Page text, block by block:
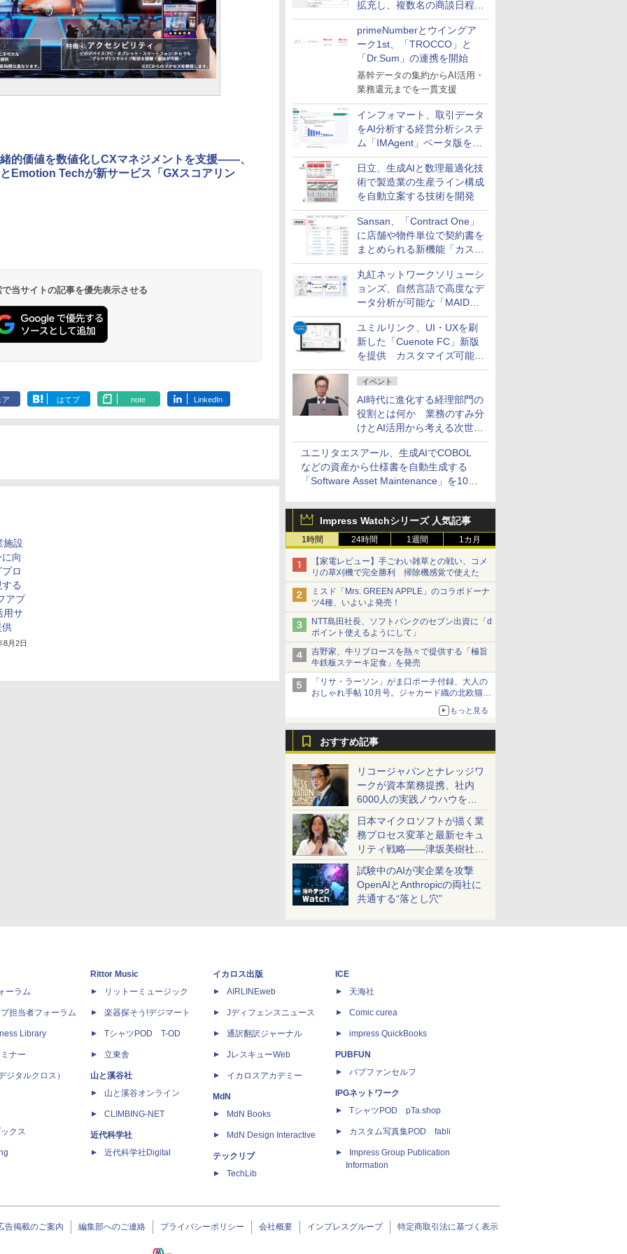
拡充し、複数名の商談日程調
整を効率化
primeNumberとウイングア
ーク1st、「TROCCO」と
「Dr.Sum」の連携を開始
基幹データの集約からAI活用・
業務還元までを一貫支援
インフォマート、取引データ
をAI分析する経営分析システ
ム「IMAgent」ベータ版を提
供
日立、生成AIと数理最適化技
術で製造業の生産ライン構成
を自動立案する技術を開発
Sansan、「Contract One」
に店舗や物件単位で契約書を
まとめられる新機能「カスタ
ム契約ツリー」を追加
丸紅ネットワークソリューシ
ョンズ、自然言語で高度なデ
ータ分析が可能な「MAIDOA
AI ASSIST」を9月より提供
ユミルリンク、UI・UXを刷
新した「Cuenote FC」新版
を提供 カスタマイズ可能な
ダッシュボード画面を搭載
イベント
AI時代に進化する経理部門の
役割とは何か 業務のすみ分
けとAI活用から考える次世代
ファイナンス戦略
ユニリタエスアール、生成AIでCOBOL
などの資産から仕様書を自動生成する
「Software Asset Maintenance」を10月
Impress Watchシリーズ 人気記事
1時間 24時間 1週間 1カ月
【家電レビュー】手ごわい雑草との戦い、コメ
リの草刈機で完全勝利 掃除機感覚で使えた
ミスド「Mrs. GREEN APPLE」のコラボドーナ
ツ4種、いよいよ発売！
NTT島田社長、ソフトバンクのセブン出資に「d
ポイント使えるようにして」
吉野家、牛リブロースを熱々で提供する「極旨
牛鉄板ステーキ定食」を発売
「リサ・ラーソン」がま口ポーチ付録、大人の
おしゃれ手帖 10月号。ジャカード織の北欧猫デ
もっと見る
おすすめ記事
リコージャパンとナレッジワ
ークが資本業務提携、社内
6000人の実践ノウハウを生
かした「AI商談記録 for
RICOH」を展開へ
日本マイクロソフトが描く業
務プロセス変革と最新セキュ
リティ戦略――津坂美樹社長
が2027年度戦略を説明
試験中のAIが実企業を攻撃
OpenAIとAnthropicの両社に
共通する“落とし穴”
的価値を数値化しCXマネジメントを支援――、
Emotion Techが新サービス「GXスコアリン
当サイトの記事を優先表示させる
ア はてブ note LinkedIn
施設
向
ロ
る
アプ
用サ
供
8月2日
ーラム
担当者フォーラム
Library
ナー
ジタルクロス）
クス
Rittor Music
リットーミュージック
楽器探そう!デジマート
TシャツPOD T-OD
立東舎
山と溪谷社
山と溪谷オンライン
CLIMBING-NET
近代科学社
近代科学社Digital
イカロス出版
AIRLINEweb
Jディフェンスニュース
通訳翻訳ジャーナル
JレスキューWeb
イカロスアカデミー
MdN
MdN Books
MdN Design Interactive
テックリブ
TechLib
ICE
天海社
Comic curea
impress QuickBooks
PUBFUN
パブファンセルフ
IPGネットワーク
TシャツPOD pTa.shop
カスタム写真集POD fabli
Impress Group Publication
Information
告掲載のご案内 編集部へのご連絡 プライバシーポリシー 会社概要 インプレスグループ 特定商取引法に基づく表示